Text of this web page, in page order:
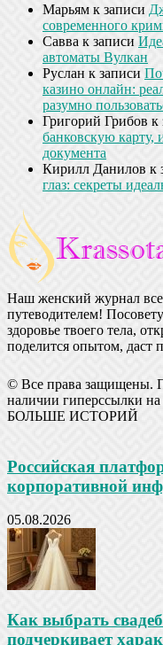
Марьям к записи
современного
Савва к записи
автоматы Вулкан
Руслан к записи
казино онлайн:
разумно
Григорий Грибов к
банковскую карту,
документа
Кирилл Данилов к
глаз: секреты
Наш женский журнал
путеводителем!
здоровье твоего тела,
поделится опытом, даст
© Все права защищены.
наличии гиперссылки на
БОЛЬШЕ ИСТОРИЙ
Российская
корпоративной
05.08.2026
Как выбрать
подчеркивает